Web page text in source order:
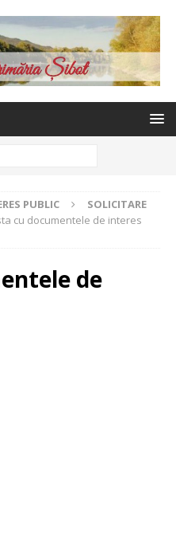
PUBLIC
SOLICITARE
cu documentele de interes
de